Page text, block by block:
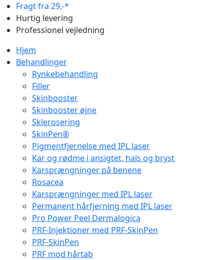
Fragt fra 29,-*
Hurtig levering
Professionel vejledning
Hjem
Behandlinger
Rynkebehandling
Filler
Skinbooster
Skinbooster øjne
Sklerosering
SkinPen®
Pigmentfjernelse med IPL laser
Kar og rødme i ansigtet, hals og bryst
Karsprængninger på benene
Rosacea
Karsprængninger med IPL laser
Permanent hårfjerning med IPL laser
Pro Power Peel Dermalogica
PRF-Injektioner med PRF-SkinPen
PRF-SkinPen
PRF mod hårtab